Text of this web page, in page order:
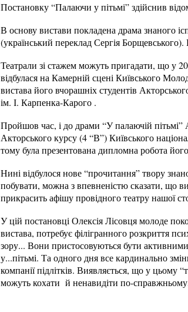
Постановку “Палаючи у пітьмі” здійснив
В основу вистави покладена драма знаного
(український переклад Сергія
Театрали зі стажем можуть пригадати, що у
відбулася на Камерній сцені Київського
вистава його вчорашніх студентів
ім. І. Карпенка-Карого .
Пройшов час, і до драми “У палаючій пітьмі”
Акторського курсу (4 “В”) Київського
тому була презентована дипломна робота його
Нині відбулося нове “прочитання” твору
побувати, можна з впевненістю сказати, що
прикрасить афішу провідного театру нашої
У цій постановці Олексія Лісовця молоде
вистава, потребує філігранного розкриття
зору... Вони пристосовуються бути
у...пітьмі. Та одного дня все кардинально
компанії підлітків. Виявляється, що у цьому
можуть кохати й ненавидіти по-